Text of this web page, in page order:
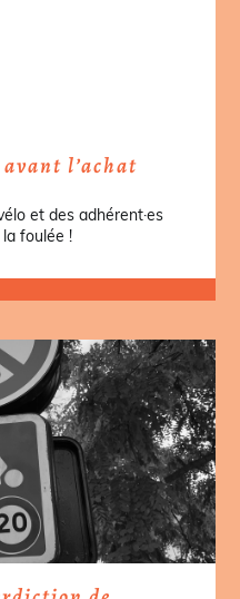
avant l’achat
et des adhérent·es
foulée !